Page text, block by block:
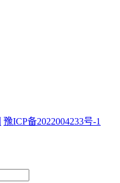
豫ICP备2022004233号-1